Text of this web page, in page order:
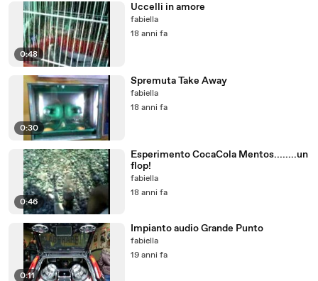
0:48
Uccelli in amore
fabiella
18 anni fa
0:30
Spremuta Take Away
fabiella
18 anni fa
0:46
Esperimento CocaCola Mentos........un
flop!
fabiella
18 anni fa
0:11
Impianto audio Grande Punto
fabiella
19 anni fa